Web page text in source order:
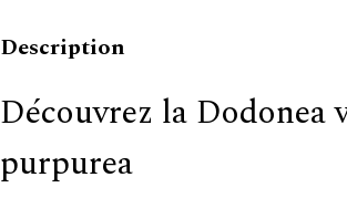
Description
Découvrez la Dodonea
purpurea